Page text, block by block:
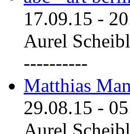
17.09.15 -
Aurel
----------
Matthias
29.08.15 -
Aurel